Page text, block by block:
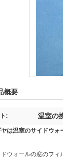
概要
: 温室の
は温室のサイドウ
ウォールの窓のフィ